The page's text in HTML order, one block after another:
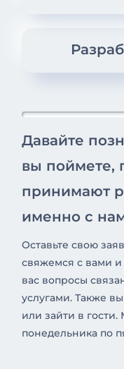
Давайте
вы поймете,
принимают
именно с
Оставьте свою
свяжемся с вами
вас вопросы
услугами. Также
или зайти в
понедельника по